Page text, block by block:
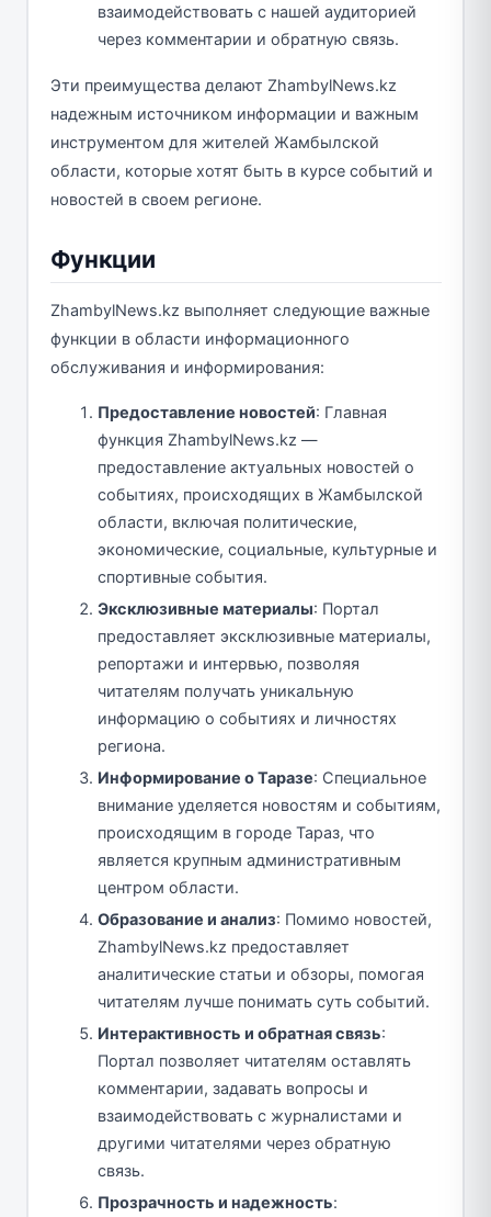
взаимодействовать с нашей аудиторией
через комментарии и обратную связь.
Эти преимущества делают ZhambylNews.kz
надежным источником информации и важным
инструментом для жителей Жамбылской
области, которые хотят быть в курсе событий и
новостей в своем регионе.
Функции
ZhambylNews.kz выполняет следующие важные
функции в области информационного
обслуживания и информирования:
Предоставление новостей: Главная
функция ZhambylNews.kz —
предоставление актуальных новостей о
событиях, происходящих в Жамбылской
области, включая политические,
экономические, социальные, культурные и
спортивные события.
Эксклюзивные материалы: Портал
предоставляет эксклюзивные материалы,
репортажи и интервью, позволяя
читателям получать уникальную
информацию о событиях и личностях
региона.
Информирование о Таразе: Специальное
внимание уделяется новостям и событиям,
происходящим в городе Тараз, что
является крупным административным
центром области.
Образование и анализ: Помимо новостей,
ZhambylNews.kz предоставляет
аналитические статьи и обзоры, помогая
читателям лучше понимать суть событий.
Интерактивность и обратная связь:
Портал позволяет читателям оставлять
комментарии, задавать вопросы и
взаимодействовать с журналистами и
другими читателями через обратную
связь.
Прозрачность и надежность: